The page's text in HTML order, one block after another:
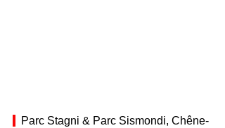
Parc Stagni & Parc Sismondi, Chêne-